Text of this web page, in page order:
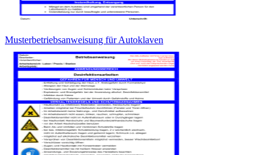
Musterbetriebsanweisung für Autoklaven